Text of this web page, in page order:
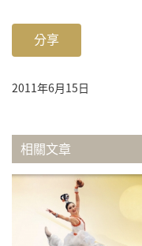
分享
2011年6月15日
相關文章